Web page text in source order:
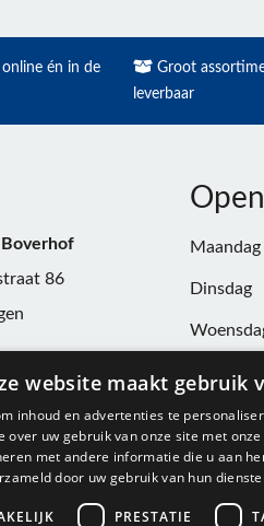
én in de
Groot
leverbaar
86
Maandag
Dinsdag
Vrijdag
Zaterdag
website maakt gebruik
inhoud en advertenties te
over uw gebruik van onze site met
met andere informatie die u aan
door uw gebruik van hun
PRESTATIE